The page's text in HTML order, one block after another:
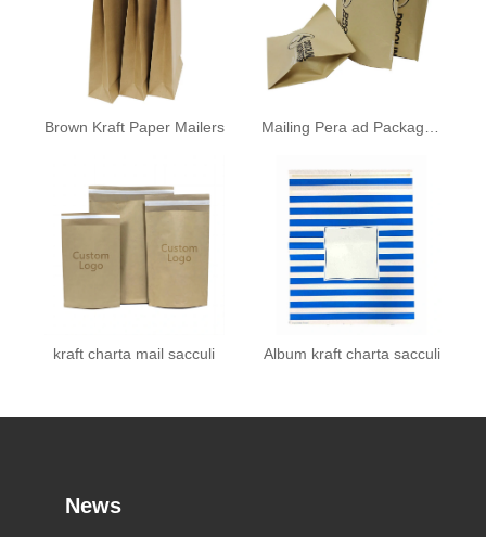
Brown Kraft Paper Mailers
kraft charta mail sacculi Album kraft charta sacculi
News